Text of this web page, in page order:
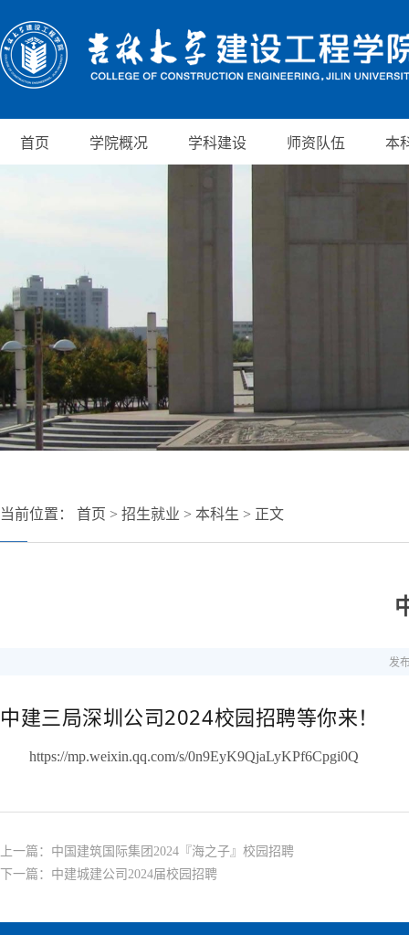
首页 学院概况 学科建设 师资队伍 本
当前位置： 首页 > 招生就业 > 本科生 > 正文
发
中建三局深圳公司2024校园招聘等你来！
https://mp.weixin.qq.com/s/0n9EyK9QjaLyKPf6Cpgi0Q
上一篇： 中国建筑国际集团2024『海之子』校园招聘
下一篇： 中建城建公司2024届校园招聘